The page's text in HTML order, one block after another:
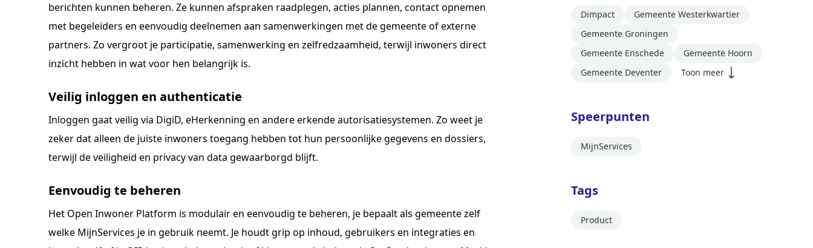
berichten kunnen beheren. Ze kunnen afspraken raadplegen, acties plannen, contact opnemen
met begeleiders en eenvoudig deelnemen aan samenwerkingen met de gemeente of externe
partners. Zo vergroot je participatie, samenwerking en zelfredzaamheid, terwijl inwoners direct
inzicht hebben in wat voor hen belangrijk is.
Veilig inloggen en authenticatie
Inloggen gaat veilig via DigiD, eHerkenning en andere erkende autorisatiesystemen. Zo weet je
zeker dat alleen de juiste inwoners toegang hebben tot hun persoonlijke gegevens en dossiers,
terwijl de veiligheid en privacy van data gewaarborgd blijft.
Eenvoudig te beheren
Het Open Inwoner Platform is modulair en eenvoudig te beheren, je bepaalt als gemeente zelf
welke MijnServices je in gebruik neemt. Je houdt grip op inhoud, gebruikers en integraties en
Dimpact
Gemeente Westerkwartier
Gemeente Groningen
Gemeente Enschede
Gemeente Hoorn
Gemeente Deventer
Toon meer
Speerpunten
MijnServices
Tags
Product